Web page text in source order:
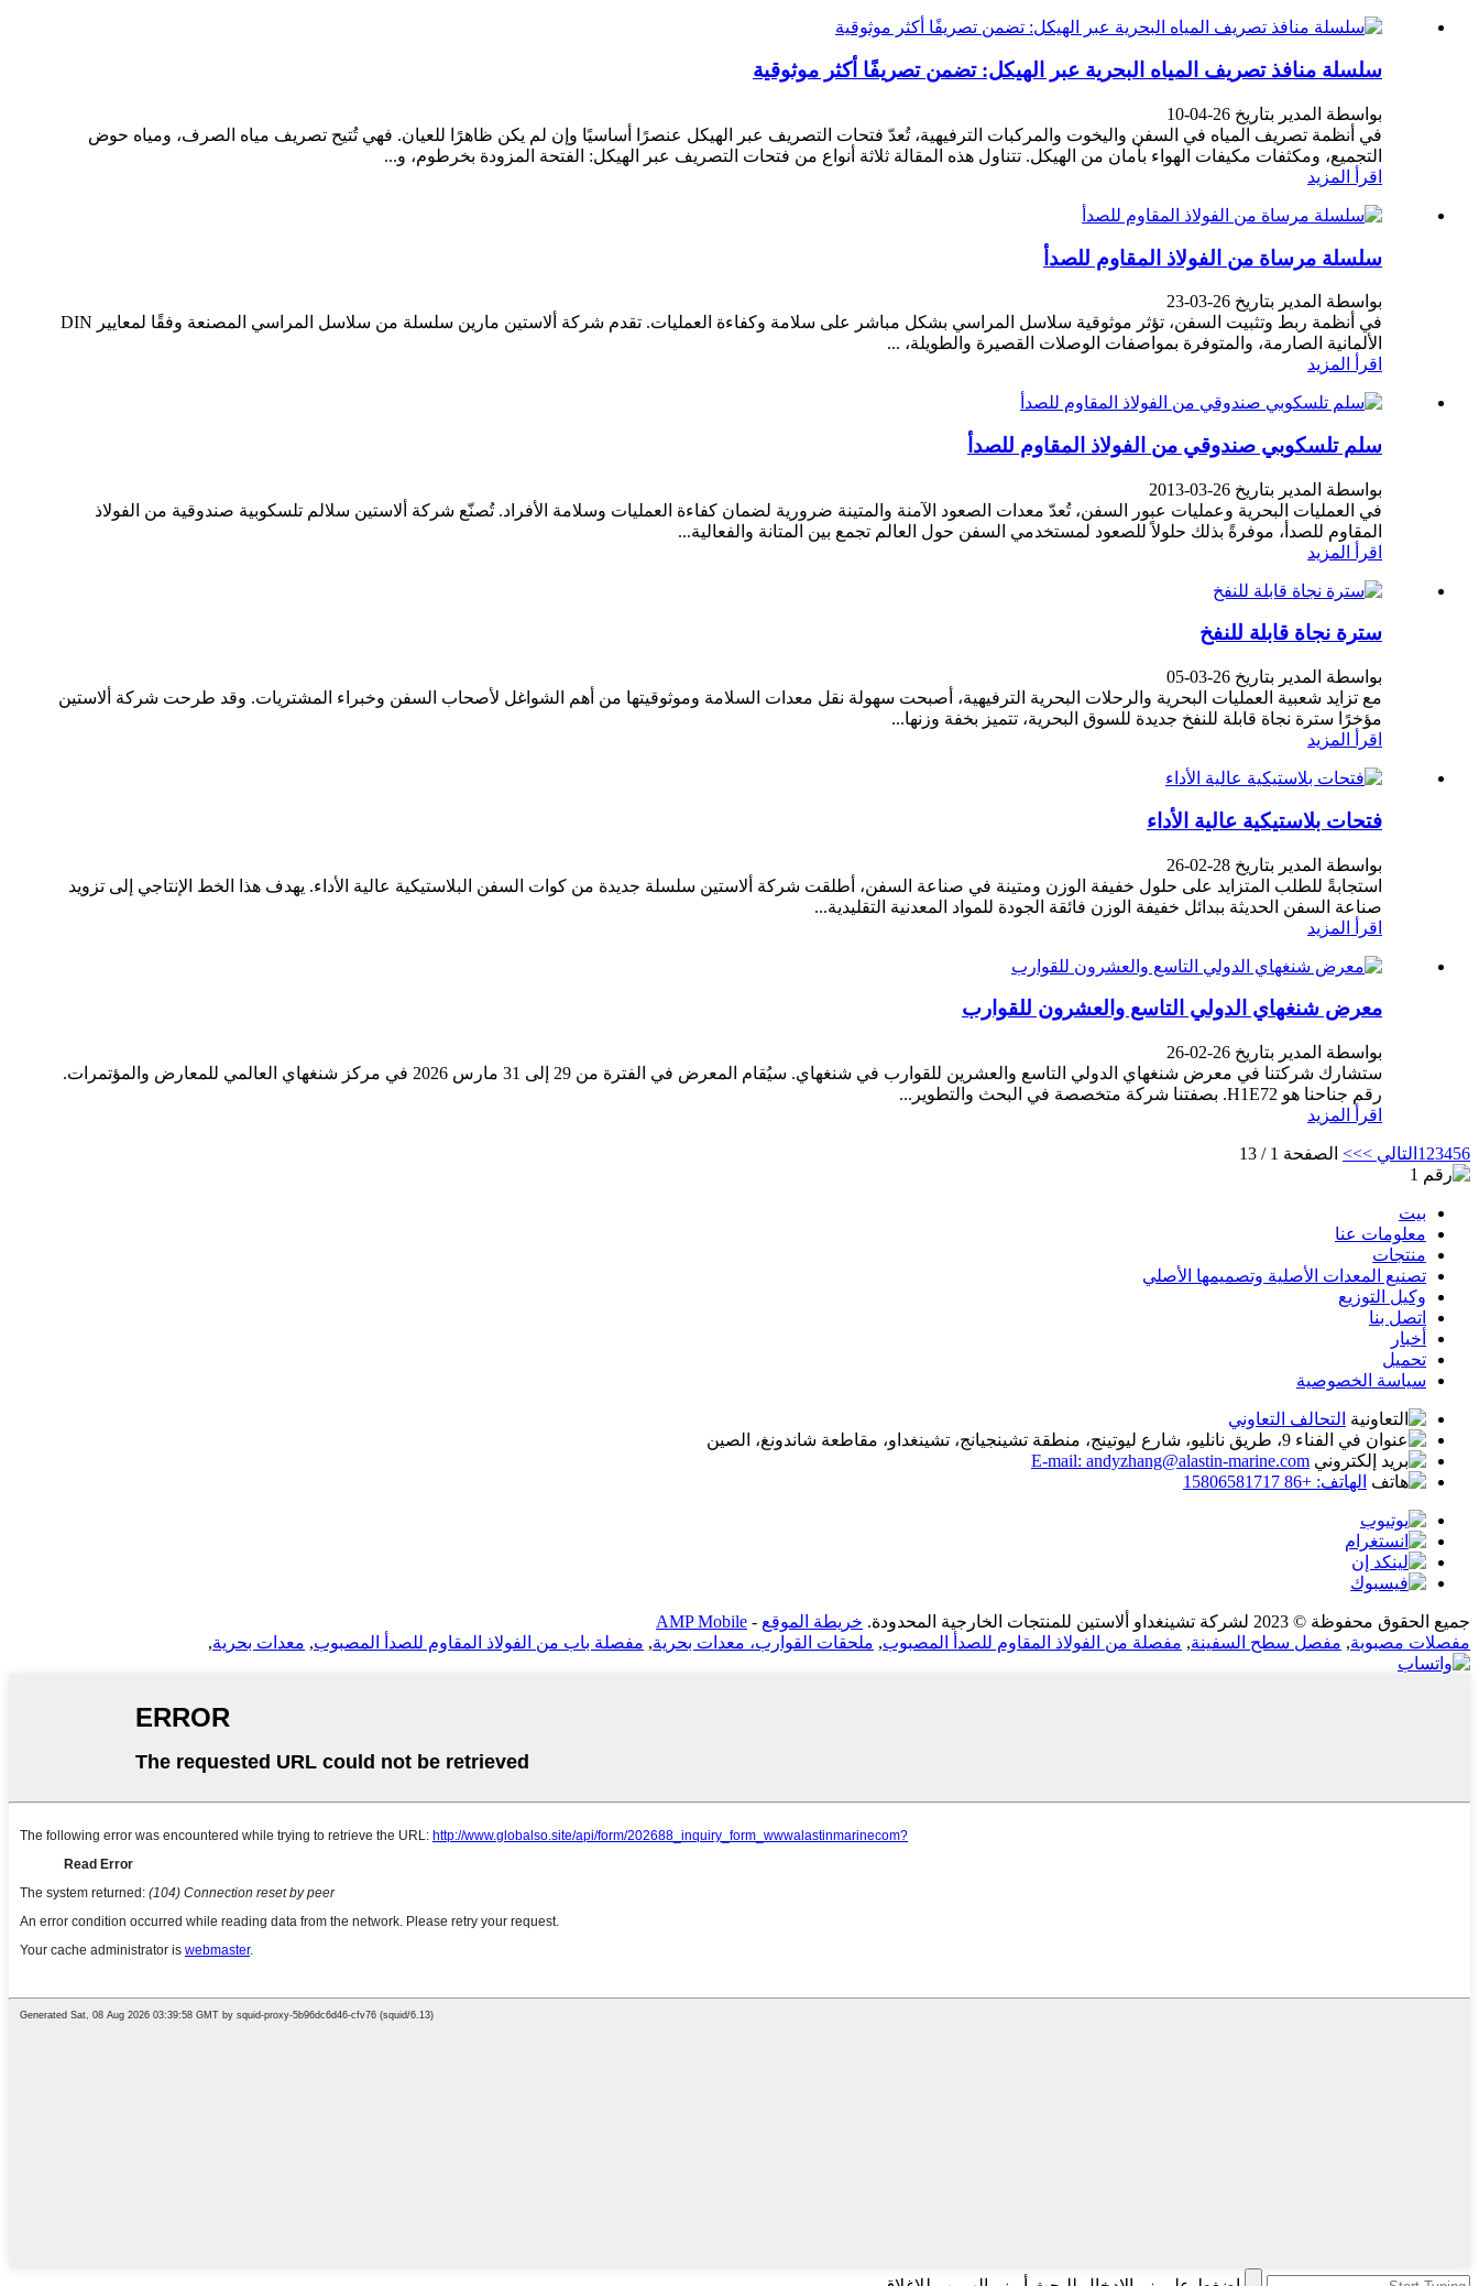
سلسلة منافذ تصريف المياه البحرية عبر الهيكل: تضمن تصريفًا أكثر موثوقية
بواسطة المدير بتاريخ 26-04-10
في أنظمة تصريف المياه في السفن واليخوت والمركبات الترفيهية، تُعدّ فتحات التصريف عبر الهيكل عنصرًا أساسيًا وإن لم يكن ظاهرًا للعيان. فهي تُتيح تصريف مياه الصرف، ومياه حوض
التجميع، ومكثفات مكيفات الهواء بأمان من الهيكل. تتناول هذه المقالة ثلاثة أنواع من فتحات التصريف عبر الهيكل: الفتحة المزودة بخرطوم، و...
اقرأ المزيد
سلسلة مرساة من الفولاذ المقاوم للصدأ
بواسطة المدير بتاريخ 26-03-23
في أنظمة ربط وتثبيت السفن، تؤثر موثوقية سلاسل المراسي بشكل مباشر على سلامة وكفاءة العمليات. تقدم شركة ألاستين مارين سلسلة من سلاسل المراسي المصنعة وفقًا لمعايير DIN
الألمانية الصارمة، والمتوفرة بمواصفات الوصلات القصيرة والطويلة، ...
اقرأ المزيد
سلم تلسكوبي صندوقي من الفولاذ المقاوم للصدأ
بواسطة المدير بتاريخ 26-03-2013
في العمليات البحرية وعمليات عبور السفن، تُعدّ معدات الصعود الآمنة والمتينة ضرورية لضمان كفاءة العمليات وسلامة الأفراد. تُصنّع شركة ألاستين سلالم تلسكوبية صندوقية من الفولاذ
المقاوم للصدأ، موفرةً بذلك حلولاً للصعود لمستخدمي السفن حول العالم تجمع بين المتانة والفعالية...
اقرأ المزيد
سترة نجاة قابلة للنفخ
بواسطة المدير بتاريخ 26-03-05
مع تزايد شعبية العمليات البحرية والرحلات البحرية الترفيهية، أصبحت سهولة نقل معدات السلامة وموثوقيتها من أهم الشواغل لأصحاب السفن وخبراء المشتريات. وقد طرحت شركة ألاستين
مؤخرًا سترة نجاة قابلة للنفخ جديدة للسوق البحرية، تتميز بخفة وزنها...
اقرأ المزيد
فتحات بلاستيكية عالية الأداء
بواسطة المدير بتاريخ 28-02-26
استجابةً للطلب المتزايد على حلول خفيفة الوزن ومتينة في صناعة السفن، أطلقت شركة ألاستين سلسلة جديدة من كوات السفن البلاستيكية عالية الأداء. يهدف هذا الخط الإنتاجي إلى تزويد
صناعة السفن الحديثة ببدائل خفيفة الوزن فائقة الجودة للمواد المعدنية التقليدية...
اقرأ المزيد
معرض شنغهاي الدولي التاسع والعشرون للقوارب
بواسطة المدير بتاريخ 26-02-26
ستشارك شركتنا في معرض شنغهاي الدولي التاسع والعشرين للقوارب في شنغهاي. سيُقام المعرض في الفترة من 29 إلى 31 مارس 2026 في مركز شنغهاي العالمي للمعارض والمؤتمرات.
رقم جناحنا هو H1E72. بصفتنا شركة متخصصة في البحث والتطوير...
اقرأ المزيد
1 23456 التالي >>> الصفحة 1 / 13
بيت
معلومات عنا
منتجات
تصنيع المعدات الأصلية وتصميمها الأصلي
وكيل التوزيع
اتصل بنا
أخبار
تحميل
سياسة الخصوصية
التحالف التعاوني
في الفناء 9، طريق نانليو، شارع ليوتينج، منطقة تشينجيانج، تشينغداو، مقاطعة شاندونغ، الصين
E-mail: andyzhang@alastin-marine.com
الهاتف: +86 15806581717
جميع الحقوق محفوظة © 2023 لشركة تشينغداو ألاستين للمنتجات الخارجية المحدودة. خريطة الموقع -
AMP Mobile
مفصلات مصبوبة, مفصل سطح السفينة, مفصلة من الفولاذ المقاوم للصدأ المصبوب, ملحقات القوارب، معدات بحرية, مفصلة باب من الفولاذ المقاوم للصدأ المصبوب, معدات بحرية,